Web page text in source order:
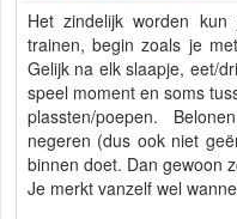
Het zindelijk worden kun
trainen, begin zoals je
Gelijk na elk slaapje, eet/
speel moment en soms
plassten/poepen.
negeren (dus ook niet
binnen doet. Dan gewoon
Je merkt vanzelf wel